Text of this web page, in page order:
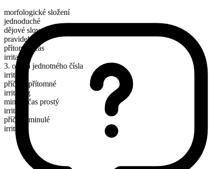
morfologické složení
jednoduché
dějové sloveso
pravidelné
přítomný čas
irritate
3. osoba jednotného čísla
irritates
příčestí přítomné
irritating
minulý čas prostý
irritated
příčestí minulé
irritated